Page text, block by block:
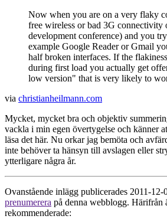
Now when you are on a very flaky
free wireless or bad 3G connectivity
development conference) and you
example Google Reader or Gmail
half broken interfaces. If the
during first load you actually get
low version" that is very likely to
via christianheilmann.com
Mycket, mycket bra och objektiv
vackla i min egen övertygelse och känner
läsa det här. Nu orkar jag bemöta och
inte behöver ta hänsyn till avslagen eller
ytterligare några år.
Ovanstående inlägg publicerades 2011-12-
prenumerera på denna webblogg. Härifrån
rekommenderade: